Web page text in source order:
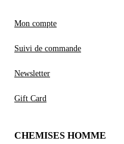
Mon compte
Suivi de commande
Newsletter
Gift Card
CHEMISES HOMME